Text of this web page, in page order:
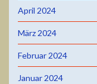
April 2024
März 2024
Februar 2024
Januar 2024